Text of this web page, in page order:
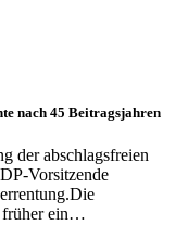
nach 45 Beitragsjahren
der abschlagsfreien
Vorsitzende
früher ein…